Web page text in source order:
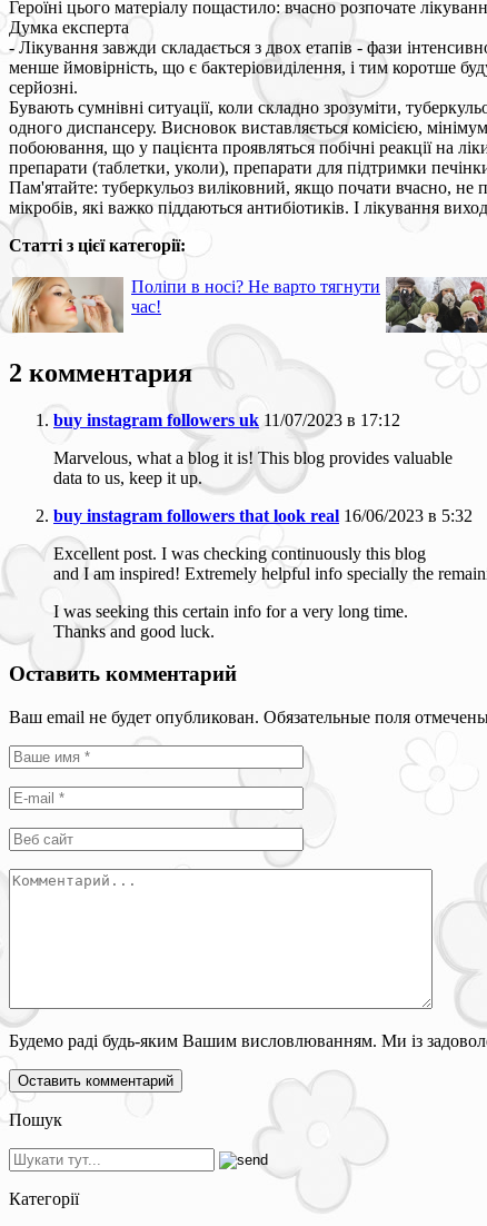
Героїні цього матеріалу пощастило: вчасно розпочате
Думка експерта
- Лікування завжди складається з двох етапів - фази
менше ймовірність, що є бактеріовиділення, і тим коротше
серйозні.
Бувають сумнівні ситуації, коли складно зрозуміти,
одного диспансеру. Висновок виставляється комісією,
побоювання, що у пацієнта проявляться побічні реакції на
препарати (таблетки, уколи), препарати для підтримки
Пам'ятайте: туберкульоз виліковний, якщо почати вчасно, не
мікробів, які важко піддаються антибіотиків. І лікування
Статті з цієї категорії:
Поліпи в носі? Не варто тягнути
час!
2 комментария
buy instagram followers uk 11/07/2023 в 17:12
Marvelous, what a blog it is! This blog provides valuable
data to us, keep it up.
buy instagram followers that look real 16/06/2023 в 5:32
Excellent post. I was checking continuously this blog
and I am inspired! Extremely helpful info specially the
I was seeking this certain info for a very long time.
Thanks and good luck.
Оставить комментарий
Ваш email не будет опубликован. Обязательные поля
Будемо раді будь-яким Вашим висловлюванням. Ми із
Пошук
Категорії